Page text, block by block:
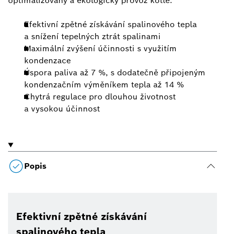
Efektivní zpětné získávání spalinového tepla
a snížení tepelných ztrát spalinami
Maximální zvýšení účinnosti s využitím
kondenzace
Úspora paliva až 7 %, s dodatečně připojeným
kondenzačním výměníkem tepla až 14 %
Chytrá regulace pro dlouhou životnost
a vysokou účinnost
Popis
Efektivní zpětné získávání